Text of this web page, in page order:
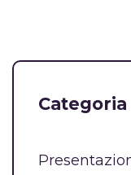
Categoria